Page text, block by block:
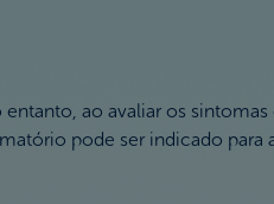
ao avaliar os sintomas
pode ser indicado para